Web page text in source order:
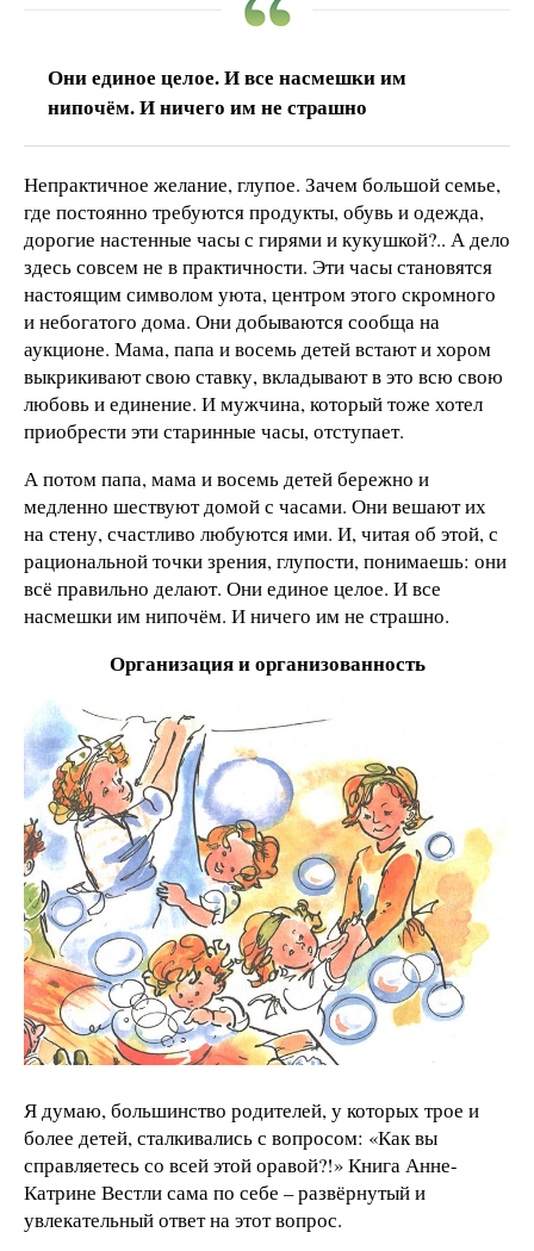
Они единое целое. И все насмешки им
нипочём. И ничего им не страшно
Непрактичное желание, глупое. Зачем большой семье,
где постоянно требуются продукты, обувь и одежда,
дорогие настенные часы с гирями и кукушкой?.. А дело
здесь совсем не в практичности. Эти часы становятся
настоящим символом уюта, центром этого скромного
и небогатого дома. Они добываются сообща на
аукционе. Мама, папа и восемь детей встают и хором
выкрикивают свою ставку, вкладывают в это всю свою
любовь и единение. И мужчина, который тоже хотел
приобрести эти старинные часы, отступает.
А потом папа, мама и восемь детей бережно и
медленно шествуют домой с часами. Они вешают их
на стену, счастливо любуются ими. И, читая об этой, с
рациональной точки зрения, глупости, понимаешь: они
всё правильно делают. Они единое целое. И все
насмешки им нипочём. И ничего им не страшно.
Организация и организованность
Я думаю, большинство родителей, у которых трое и
более детей, сталкивались с вопросом: «Как вы
справляетесь со всей этой оравой?!» Книга Анне-
Катрине Вестли сама по себе – развёрнутый и
увлекательный ответ на этот вопрос.